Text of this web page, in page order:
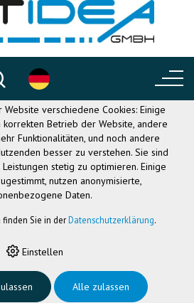
VERGLASBAR › HALBBRILLEN
VERWENDET
verschiedene Cookies: Einige
Betrieb der Website, andere
Funktionalitäten, und noch andere
besser zu verstehen. Sie sind
stetig zu optimieren. Einige
nutzen anonymisierte,
Daten.
Sie in derDatenschutzerklärung.
Einstellen
Alle zulassen